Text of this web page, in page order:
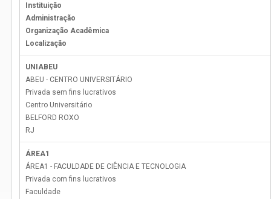
Instituição
Administração
Organização Acadêmica
Localização
UNIABEU
ABEU - CENTRO UNIVERSITÁRIO
Privada sem fins lucrativos
Centro Universitário
BELFORD ROXO
RJ
ÁREA1
ÁREA1 - FACULDADE DE CIÊNCIA E TECNOLOGIA
Privada com fins lucrativos
Faculdade